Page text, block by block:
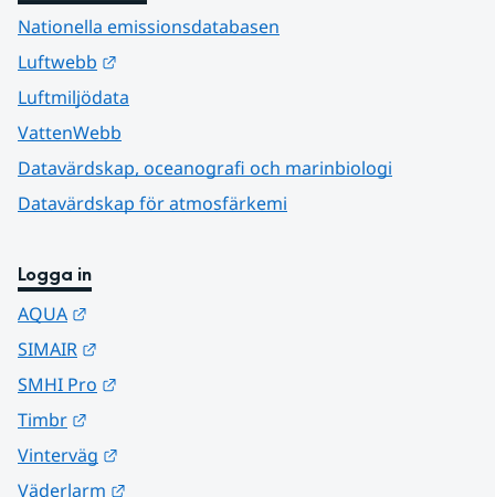
Nationella emissionsdatabasen
Luftwebb
Luftmiljödata
VattenWebb
Datavärdskap, oceanografi och marinbiologi
Datavärdskap för atmosfärkemi
Logga in
AQUA
SIMAIR
SMHI Pro
Timbr
Vinterväg
Väderlarm